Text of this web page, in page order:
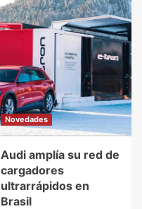
Novedades
Audi amplía su red de
cargadores
ultrarrápidos en
Brasil